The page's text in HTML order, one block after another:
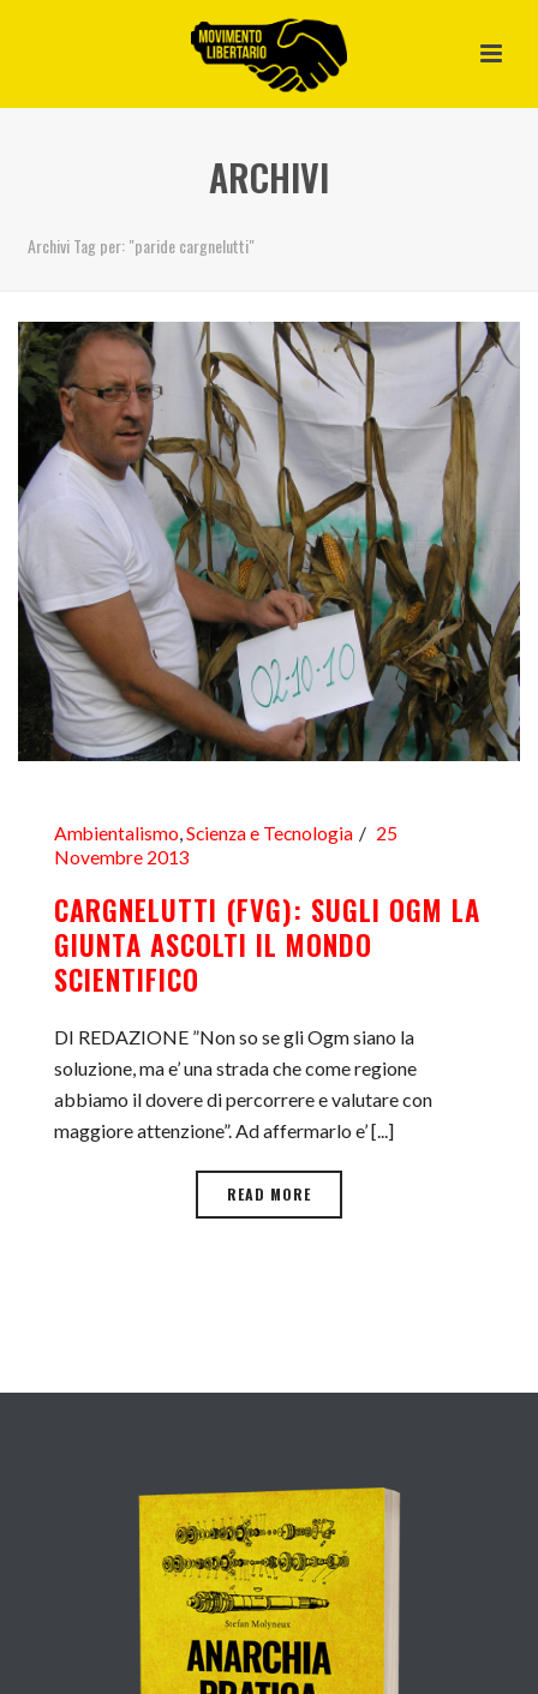
ARCHIVI
Archivi Tag per: "paride cargnelutti"
Ambientalismo,Scienza e Tecnologia
25
Novembre 2013
CARGNELUTTI (FVG): SUGLI OGM LA
GIUNTA ASCOLTI IL MONDO
SCIENTIFICO
DI REDAZIONE ”Non so se gli Ogm siano la
soluzione, ma e’ una strada che come regione
abbiamo il dovere di percorrere e valutare con
maggiore attenzione”. Ad affermarlo e’ [...]
READ MORE